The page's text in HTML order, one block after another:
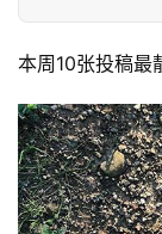
本周10张投稿最